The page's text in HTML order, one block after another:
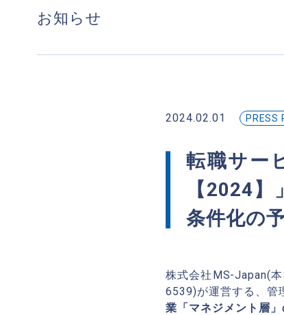
お知らせ
2024.02.01 PRESS
転職サー
【2024
条件化の
株式会社MS-Japan(
6539)が運営する、管
業「マネジメント層